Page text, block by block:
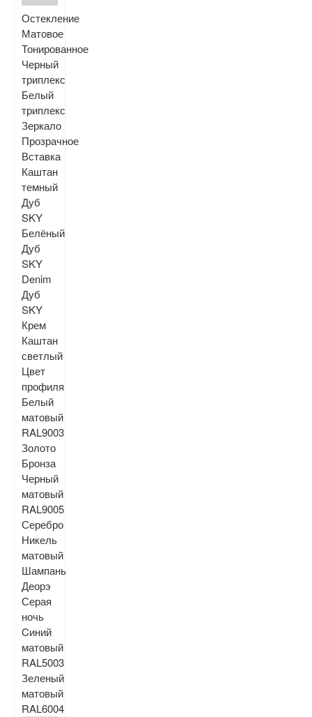
Остекление
Матовое
Тонированное
Черный
триплекс
Белый
триплекс
Зеркало
Прозрачное
Вставка
Каштан
темный
Дуб
SKY
Белёный
Дуб
SKY
Denim
Дуб
SKY
Крем
Каштан
светлый
Цвет
профиля
Белый
матовый
RAL9003
Золото
Бронза
Черный
матовый
RAL9005
Серебро
Никель
матовый
Шампань
Деорэ
Серая
ночь
Cиний
матовый
RAL5003
Зеленый
матовый
RAL6004